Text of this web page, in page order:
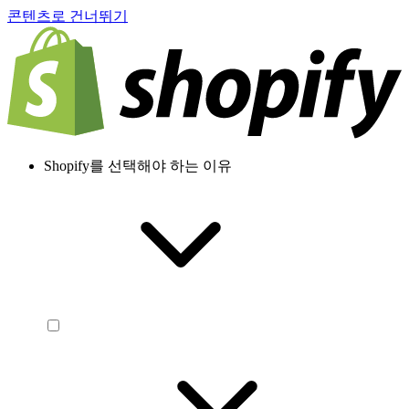
콘텐츠로 건너뛰기
Shopify를 선택해야 하는 이유